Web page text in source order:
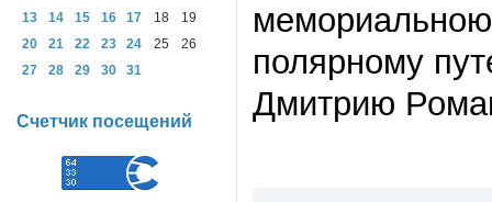
полярному
Дмитрию
13
14 15 16 17 18
19
20
21 22 23 24 25
26
27
28 29 30 31
Счетчик посещений